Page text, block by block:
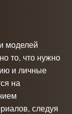
моделей
то, что нужно
и личные
на
следуя